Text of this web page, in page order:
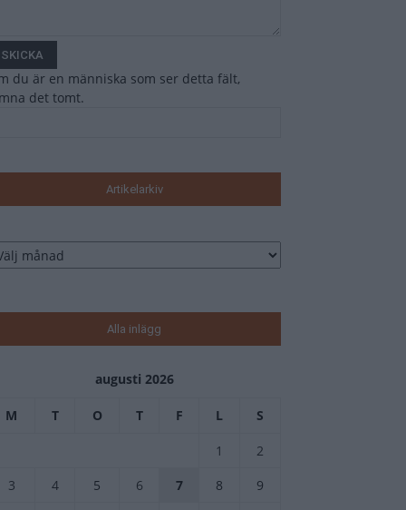
du är en människa som ser detta fält,
det tomt.
Artikelarkiv
Alla inlägg
augusti 2026
M T O T F L S
1
2
3
4 5 6 7 8
9